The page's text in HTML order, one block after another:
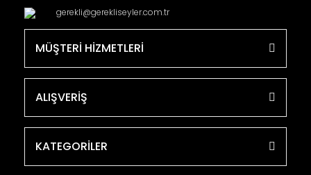
gerekli@gerekliseyler.com.tr
MÜŞTERİ HİZMETLERİ
ALIŞVERİŞ
KATEGORİLER